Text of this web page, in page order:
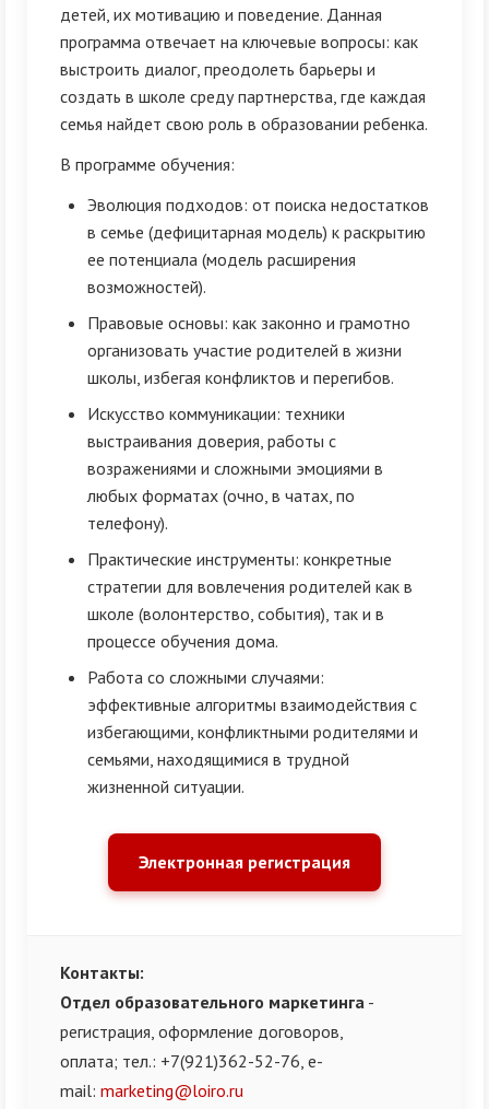
детей, их мотивацию и поведение. Данная
программа отвечает на ключевые вопросы: как
выстроить диалог, преодолеть барьеры и
создать в школе среду партнерства, где каждая
семья найдет свою роль в образовании ребенка.
В программе обучения:
Эволюция подходов: от поиска недостатков
в семье (дефицитарная модель) к раскрытию
ее потенциала (модель расширения
возможностей).
Правовые основы: как законно и грамотно
организовать участие родителей в жизни
школы, избегая конфликтов и перегибов.
Искусство коммуникации: техники
выстраивания доверия, работы с
возражениями и сложными эмоциями в
любых форматах (очно, в чатах, по
телефону).
Практические инструменты: конкретные
стратегии для вовлечения родителей как в
школе (волонтерство, события), так и в
процессе обучения дома.
Работа со сложными случаями:
эффективные алгоритмы взаимодействия с
избегающими, конфликтными родителями и
семьями, находящимися в трудной
жизненной ситуации.
Электронная регистрация
Контакты:
Отдел образовательного маркетинга -
регистрация, оформление договоров,
оплата; тел.: +7(921)362-52-76, e-
mail: marketing@loiro.ru